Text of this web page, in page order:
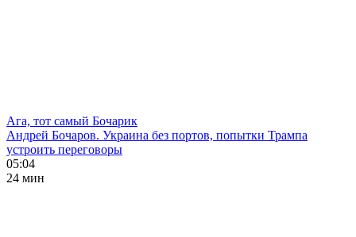
Ага, тот самый Бочарик
Андрей Бочаров. Украина без портов, попытки Трампа
устроить переговоры
05:04
24 мин